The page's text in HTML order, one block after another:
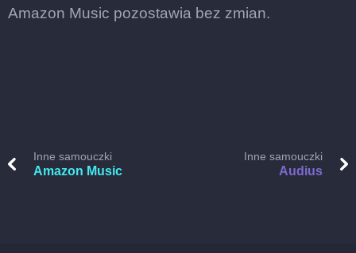
Amazon Music pozostawia bez zmian.
Inne samouczki
Amazon Music
Inne samouczki
Audius